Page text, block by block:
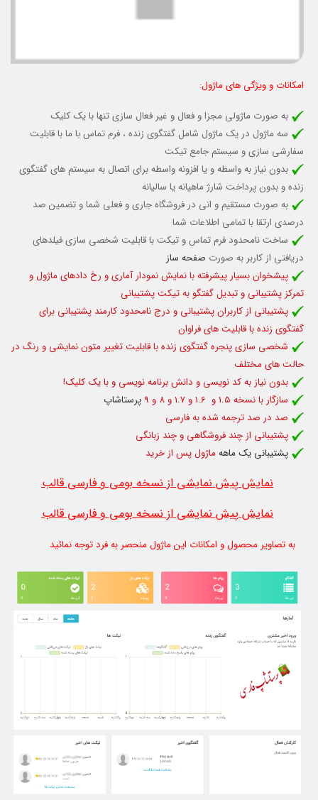
امکانات و ویژگی های ماژول:
به صورت ماژولی مجزا و فعال و غیر فعال سازی تنها با یک کلیک
سه ماژول در یک ماژول شامل گفتگوی زنده ، فرم تماس با ما با قابلیت
سفارشی سازی و سیستم جامع تیکت
بدون نیاز به واسطه و یا افزونه واسطه برای اتصال به سیستم های گفتگوی
زندهو بدون پرداخت شارژ ماهیانه یا سالیانه
به صورت مستقیم و انی در فروشگاه جاری و فعلی شما و تضمین صد
درصدی ارتقا با تمامی اطلاعات شما
ساخت نامحدود فرم تماس و تیکت با قابلیت شخصی سازی فیلدهای
دریافتی از کاربر به صورت صفحه ساز
پیشخوان بسیار پیشرفته با نمایش نمودار آماری و رخ دادهای ماژول و
تمرکز پشتیبانی و تبدیل گفتگو به تیکت پشتیبانی
پشتیبانی از کاربران پشتیبانی و درج نامحدود کارمند پشتیبانی برای
گفتگوی زنده با قابلیت های فراوان
شخصی سازی پنجره گفتگوی زنده با قابلیت تغییر متون نمایشی و رنگ در
حالت های مختلف
بدون نیاز به کد نویسی و دانش برنامه نویسی و با یک کلیک!
سازگار با نسخه 1.5 و 1.6 و 1.7 و 8 و 9
پرستاشاپ
صد در صد ترجمه شده به فارسی
پشتیبانی از چند فروشگاهی و چند زبانگی
پشتیبانی یک ماههماژول پس از خرید
نمایش پیش نمایشی از نسخه بومی و فارسی قالب
نمایش پیش نمایشی از نسخه بومی و فارسی قالب
به تصاویر محصول و امکانات این ماژول منحصر به فرد توجه نمائید